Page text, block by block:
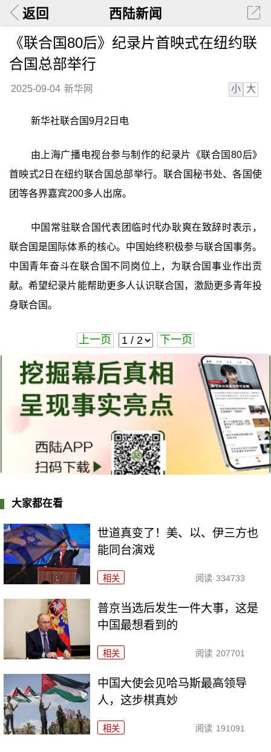
返回 西陆新闻
《联合国80后》纪录片首映式在纽约联
合国总部举行
2025-09-04 新华网 小 大
新华社联合国9月2日电
由上海广播电视台参与制作的纪录片《联合国80后》
首映式2日在纽约联合国总部举行。联合国秘书处、各国使
团等各界嘉宾200多人出席。
中国常驻联合国代表团临时代办耿爽在致辞时表示，
联合国是国际体系的核心。中国始终积极参与联合国事务。
中国青年奋斗在联合国不同岗位上，为联合国事业作出贡
献。希望纪录片能帮助更多人认识联合国，激励更多青年投
身联合国。
上一页 下一页
大家都在看
世道真变了！美、以、伊三方也
能同台演戏
相关 阅读 334733
普京当选后发生一件大事，这是
中国最想看到的
相关 阅读 207701
中国大使会见哈马斯最高领导
人，这步棋真妙
相关 阅读 191091